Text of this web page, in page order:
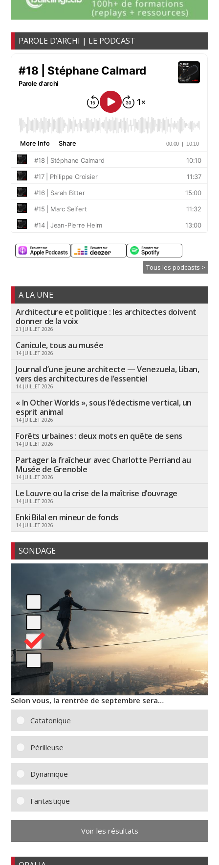
PAROLE D’ARCHI | LE PODCAST
Tous les podcasts >
A LA UNE
Architecture et politique : les architectes doivent
donner de la voix
21 JUILLET 2026
Canicule, tous au musée
14 JUILLET 2026
Journal d’une jeune architecte — Venezuela, Liban,
vers des architectures de l’essentiel
14 JUILLET 2026
« In Other Worlds », sous l’éclectisme vertical, un
esprit animal
14 JUILLET 2026
Forêts urbaines : deux mots en quête de sens
14 JUILLET 2026
Partager la fraîcheur avec Charlotte Perriand au
Musée de Grenoble
14 JUILLET 2026
Le Louvre ou la crise de la maîtrise d’ouvrage
14 JUILLET 2026
Enki Bilal en mineur de fonds
14 JUILLET 2026
SONDAGE
Selon vous, la rentrée de septembre sera…
Catatonique
Périlleuse
Dynamique
Fantastique
Voir les résultats